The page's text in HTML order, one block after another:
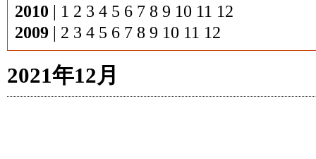
2010 | 1 2 3 4 5 6 7 8 9 10 11 12
2009 | 2 3 4 5 6 7 8 9 10 11 12
2021年12月